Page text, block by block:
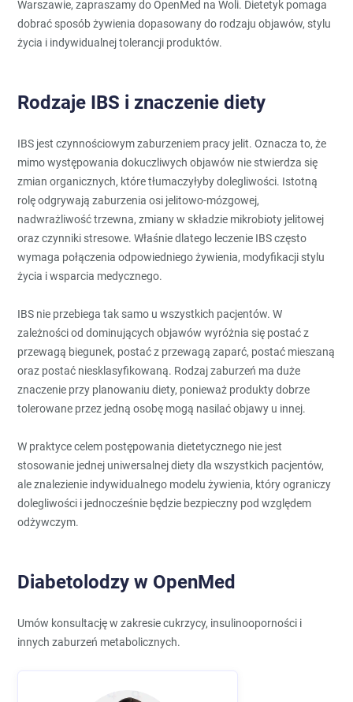
Warszawie, zapraszamy do OpenMed na Woli. Dietetyk pomaga
dobrać sposób żywienia dopasowany do rodzaju objawów, stylu
życia i indywidualnej tolerancji produktów.
Rodzaje IBS i znaczenie diety
IBS jest czynnościowym zaburzeniem pracy jelit. Oznacza to, że
mimo występowania dokuczliwych objawów nie stwierdza się
zmian organicznych, które tłumaczyłyby dolegliwości. Istotną
rolę odgrywają zaburzenia osi jelitowo-mózgowej,
nadwrażliwość trzewna, zmiany w składzie mikrobioty jelitowej
oraz czynniki stresowe. Właśnie dlatego leczenie IBS często
wymaga połączenia odpowiedniego żywienia, modyfikacji stylu
życia i wsparcia medycznego.
IBS nie przebiega tak samo u wszystkich pacjentów. W
zależności od dominujących objawów wyróżnia się postać z
przewagą biegunek, postać z przewagą zaparć, postać mieszaną
oraz postać niesklasyfikowaną. Rodzaj zaburzeń ma duże
znaczenie przy planowaniu diety, ponieważ produkty dobrze
tolerowane przez jedną osobę mogą nasilać objawy u innej.
W praktyce celem postępowania dietetycznego nie jest
stosowanie jednej uniwersalnej diety dla wszystkich pacjentów,
ale znalezienie indywidualnego modelu żywienia, który ograniczy
dolegliwości i jednocześnie będzie bezpieczny pod względem
odżywczym.
Diabetolodzy w OpenMed
Umów konsultację w zakresie cukrzycy, insulinooporności i
innych zaburzeń metabolicznych.